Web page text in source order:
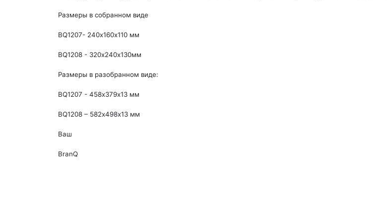
Размеры в собранном виде
BQ1207- 240х160х110 мм
BQ1208 - 320х240х130мм
Размеры в разобранном виде:
BQ1207 - 458х379х13 мм
BQ1208 – 582х498х13 мм
Ваш
BranQ